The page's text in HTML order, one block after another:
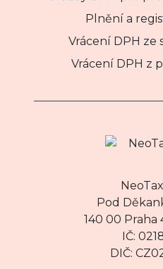
Plnění a
Vrácení DPH ze
Vrácení DPH z
Pod
140 00 Praha
IČ:
DIČ: